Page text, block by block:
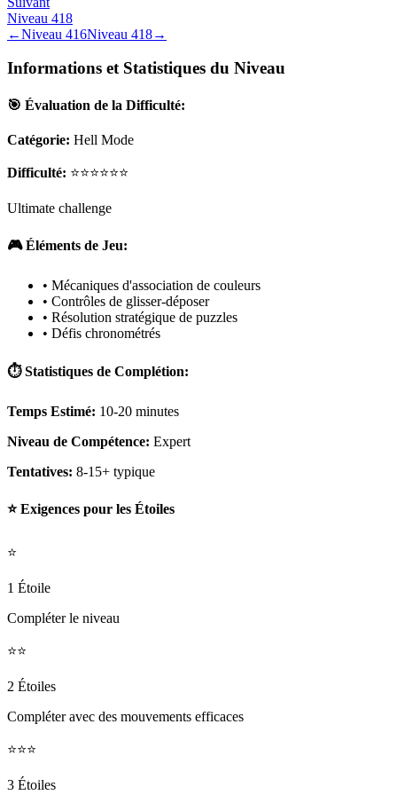
Niveau 418
←Niveau 416Niveau 418→
Informations et Statistiques du Niveau
🎯 Évaluation de la Difficulté:
Catégorie: Hell Mode
Difficulté: ⭐⭐⭐⭐⭐⭐
Ultimate challenge
🎮 Éléments de Jeu:
• Mécaniques d'association de couleurs
• Contrôles de glisser-déposer
• Résolution stratégique de puzzles
• Défis chronométrés
⏱️ Statistiques de Complétion:
Temps Estimé: 10-20 minutes
Niveau de Compétence: Expert
Tentatives: 8-15+ typique
⭐ Exigences pour les Étoiles
⭐
1 Étoile
Compléter le niveau
⭐⭐
2 Étoiles
Compléter avec des mouvements efficaces
⭐⭐⭐
3 Étoiles